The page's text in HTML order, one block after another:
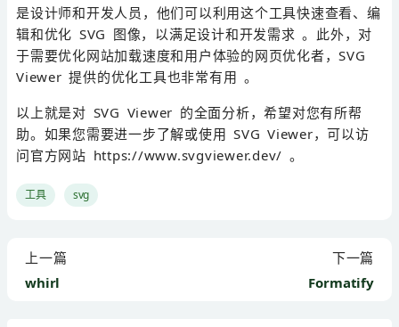
是设计师和开发人员，他们可以利用这个工具快速查看、编
辑和优化 SVG 图像，以满足设计和开发需求 。此外，对
于需要优化网站加载速度和用户体验的网页优化者，SVG
Viewer 提供的优化工具也非常有用 。
以上就是对 SVG Viewer 的全面分析，希望对您有所帮
助。如果您需要进一步了解或使用 SVG Viewer，可以访
问官方网站 https://www.svgviewer.dev/ 。
工具 svg
上一篇
whirl
下一篇
Formatify